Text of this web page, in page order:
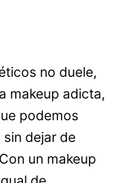
no duele,
makeup adicta,
podemos
dejar de
un makeup